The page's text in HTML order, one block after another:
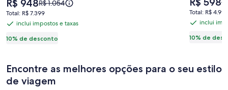
quartos
Camboinhas
Piscina
10% de desconto
preço
R$ 948
R$ 948O
preço
era
R$ 1.054,
veja
sobre
tarifa
R$ 1.054
Total:
R$ 7.399
Total: R$ 7.399
inclui
impostos
inclui impostos e taxas
View
10% de
preço
R$ 598
Total:
R$ 4.996
Total: R$ 4.996
inclui
impostos
inclui
Encontre as melhores opções para o seu estilo
de viagem